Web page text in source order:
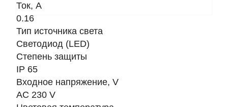
Ток, A
0.16
Тип источника света
Светодиод (LED)
Степень защиты
IP 65
Входное напряжение, V
AC 230 V